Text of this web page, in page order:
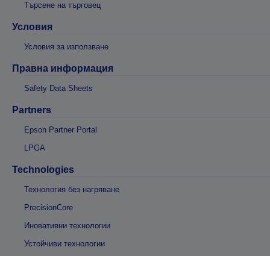
Търсене на търговец
Условия
Условия за използване
Правна информация
Safety Data Sheets
Partners
Epson Partner Portal
LPGA
Technologies
Технология без нагряване
PrecisionCore
Иновативни технологии
Устойчиви технологии